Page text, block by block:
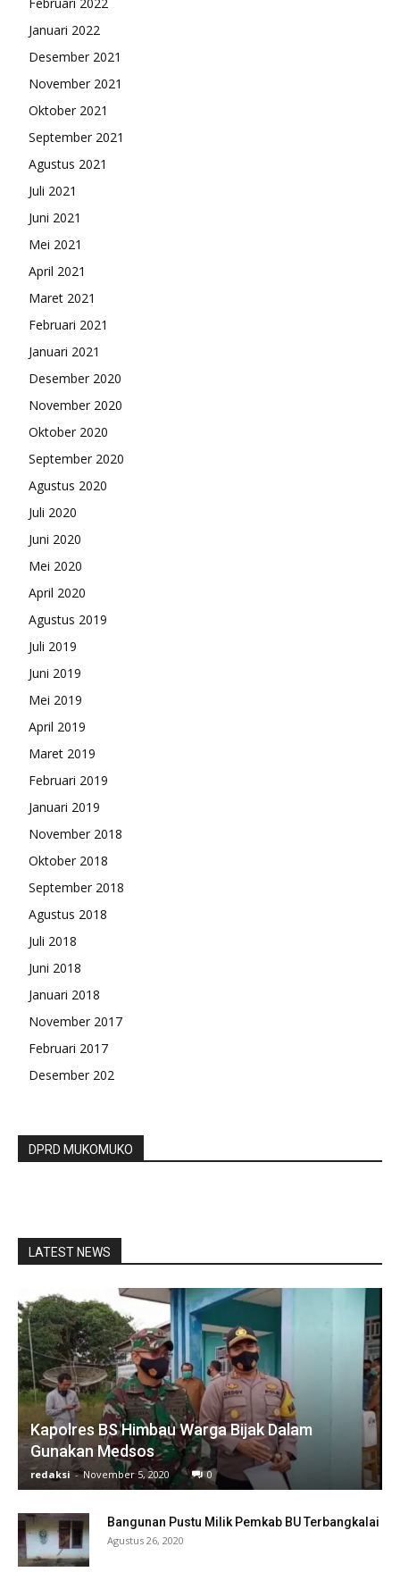
Januari 2022
Desember 2021
November 2021
Oktober 2021
September 2021
Agustus 2021
Juli 2021
Juni 2021
Mei 2021
April 2021
Maret 2021
Februari 2021
Januari 2021
Desember 2020
November 2020
Oktober 2020
September 2020
Agustus 2020
Juli 2020
Juni 2020
Mei 2020
April 2020
Agustus 2019
Juli 2019
Juni 2019
Mei 2019
April 2019
Maret 2019
Februari 2019
Januari 2019
November 2018
Oktober 2018
September 2018
Agustus 2018
Juli 2018
Juni 2018
Januari 2018
November 2017
Februari 2017
Desember 202
DPRD MUKOMUKO
LATEST NEWS
Kapolres BS Himbau Warga Bijak Dalam
Gunakan Medsos
redaksi - November 5, 2020 0
Bangunan Pustu Milik Pemkab BU Terbangkalai
Agustus 26, 2020